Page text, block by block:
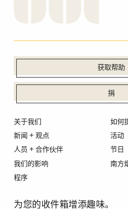
获取帮助
捐
关于我们
新闻 + 观点
人员 + 合作伙伴
我们的影响
程序
如何
活动
节日
南方
为您的收件箱增添趣味。